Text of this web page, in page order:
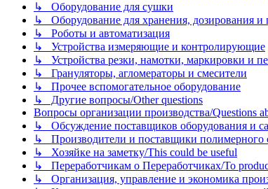
↳ Оборудование для сушки
↳ Оборудование для хранения, дозирования и
↳ Роботы и автоматизация
↳ Устройства измеряющие и контролирующие
↳ Устройства резки, намотки, маркировки и
↳ Грануляторы, агломераторы и смесители
↳ Прочее вспомогательное оборудование
↳ Другие вопросы/Other questions
Вопросы организации производства/Questions
↳ Обсуждение поставщиков оборудования и
↳ Производители и поставщики полимерного
↳ Хозяйке на заметку/This could be useful
↳ Переработчикам о Переработчиках/To
↳ Организация, управление и экономика